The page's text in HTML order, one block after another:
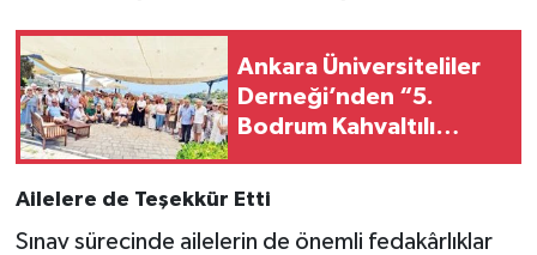
Ankara Üniversiteliler
Derneği’nden “5.
Bodrum Kahvaltılı
Ailelere de Teşekkür Etti
Sınav sürecinde ailelerin de önemli fedakârlıklar